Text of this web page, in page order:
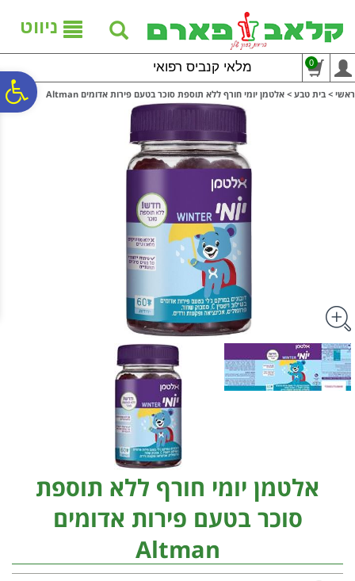
נגישות
אתר
המרכזי
ניווט
מלאי קנביס רפואי 0
ראשי > בית טבע > אלטמן יומי חורף ללא תוספת סוכר בטעם פירות אדומים Altman
אלטמן יומי חורף ללא תוספת
סוכר בטעם פירות אדומים
Altman